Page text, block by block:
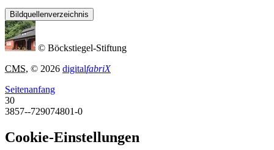
Bildquellenverzeichnis
© Böckstiegel-Stiftung
CMS, © 2026 digitalfabriX
Seitenanfang
30
3857--729074801-0
Cookie-Einstellungen